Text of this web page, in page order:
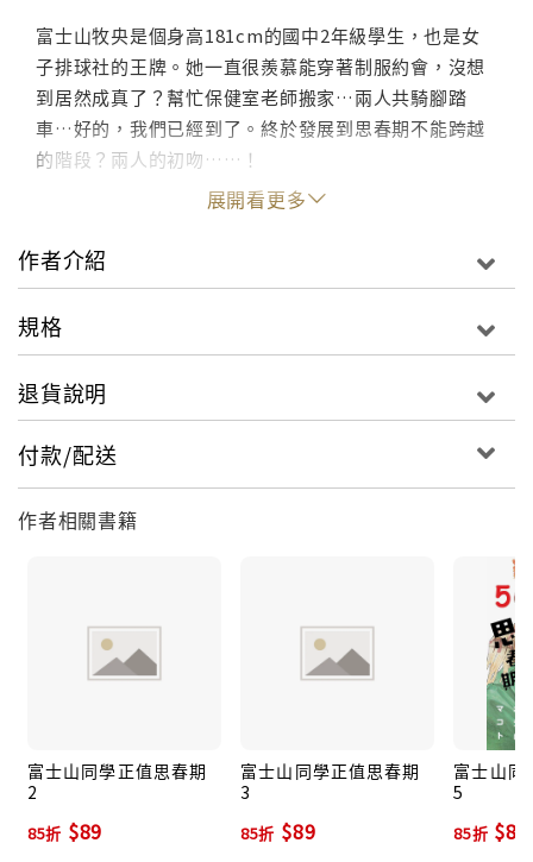
富士山牧央是個身高181cm的國中2年級學生，也是女
子排球社的王牌。她一直很羨慕能穿著制服約會，沒想
到居然成真了？幫忙保健室老師搬家…兩人共騎腳踏
車…好的，我們已經到了。終於發展到思春期不能跨越
的階段？兩人的初吻……！
展開看更多
作者介紹
規格
退貨說明
付款/配送
作者相關書籍
富士山同學正值思春期
2
85折 $89
富士山同學正值思春期
3
85折 $89
富士山同
5
85折 $89